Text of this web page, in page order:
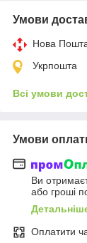
Умови
Нова
Укрпошта
Всі умови
Умови
Ви
або гроші
Оплатити